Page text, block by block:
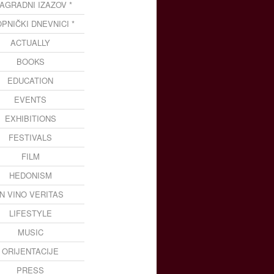
IZAZOV *
DNEVNICI *
ACTUALLY
BOOKS
EDUCATION
EVENTS
EXHIBITIONS
FESTIVALS
FILM
HEDONISM
VINO VERITAS
LIFESTYLE
MUSIC
ORIJENTACIJE
PRESS